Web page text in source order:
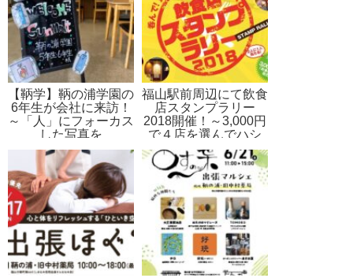
【鞆学】鞆の浦学園の
6年生が会社に来訪！
～「人」にフォーカス
した写真を
福山駅前周辺にて飲食
店スタンプラリー
2018開催！～3,000円
で４店を選んでハシ
ゴ！素敵な出会いがき
っとあるLet’s街飲み